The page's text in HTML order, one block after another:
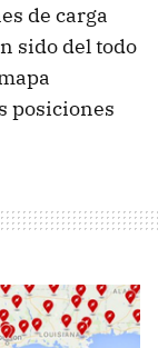
de carga
sido del todo
posiciones